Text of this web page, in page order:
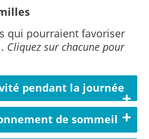
qui pourraient favoriser
Cliquez sur chacune pour
pendant la journée
de sommeil